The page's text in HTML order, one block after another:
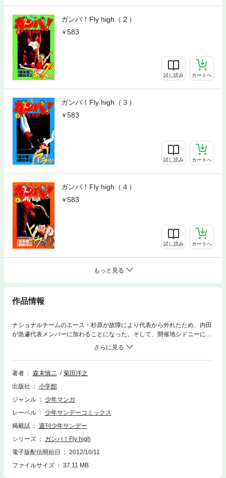
ガンバ！Fly high（２）
583
試し読み カートへ
ガンバ！Fly high（３）
583
試し読み カートへ
ガンバ！Fly high（４）
583
試し読み カートへ
もっと見る
作品情報
ナショナルチームのエース・杉原が故障により代表から外れたため、内田
が急遽代表メンバーに加わることになった。そして、開催地シドニーにや
ってきた日本チームは、練習場で強豪ロシアのチェレンコフ兄弟の実力に
著者 森末慎二
菊田洋之
出版社
小学館
ジャンル
少年マンガ
レーベル
少年サンデーコミックス
掲載誌
週刊少年サンデー
シリーズ
ガンバ！Fly high
電子版配信開始日
2012/10/11
ファイルサイズ
37.11 MB